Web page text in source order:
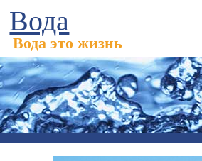
Вода
Вода это жизнь